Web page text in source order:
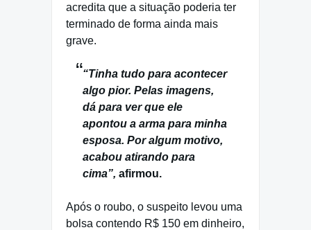
acredita que a situação poderia ter
terminado de forma ainda mais
grave.
“Tinha tudo para acontecer
algo pior. Pelas imagens,
dá para ver que ele
apontou a arma para minha
esposa. Por algum motivo,
acabou atirando para
cima”, afirmou.
Após o roubo, o suspeito levou uma
bolsa contendo R$ 150 em dinheiro,